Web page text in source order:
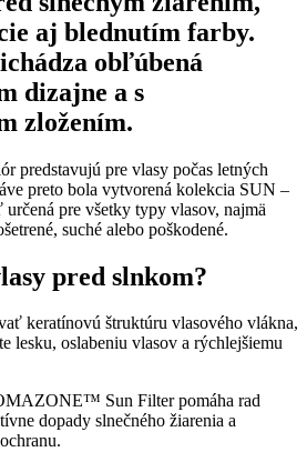
aj blednutím farby.
obľúbená
dizajne a s
zložením.
predstavujú pre vlasy počas letných
preto bola vytvorená kolekcia SUN –
pre všetky typy vlasov, najmä
suché alebo poškodené.
pred slnkom?
keratínovú štruktúru vlasového vlákna,
lesku, oslabeniu vlasov a rýchlejšiemu
Sun Filter pomáha rad
dopady slnečného žiarenia a